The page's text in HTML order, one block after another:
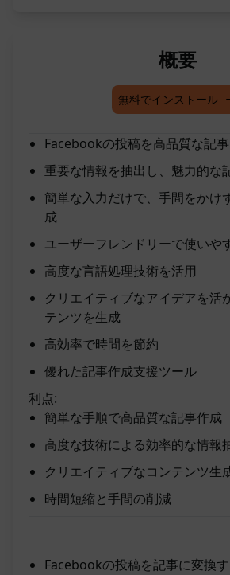
概要
無料でインストール
Facebookの投稿を高品質な記
重要な情報を抽出し、魅力的な
簡単な入力だけで、手間をかけ
成
ユーザーフレンドリーで使いや
高度な言語処理技術を活用
クリエイティブなアイデアを活
テンツを生成
高効率で時間を節約
優れた記事作成支援ツール
利点:
簡単な手順で高品質な記事作成
高度な技術による効率的な情報
クリエイティブなコンテンツ生
時間短縮と手間の削減
Facebookの投稿を記事に変換